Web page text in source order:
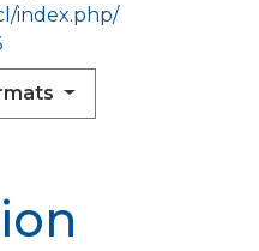
index.php/